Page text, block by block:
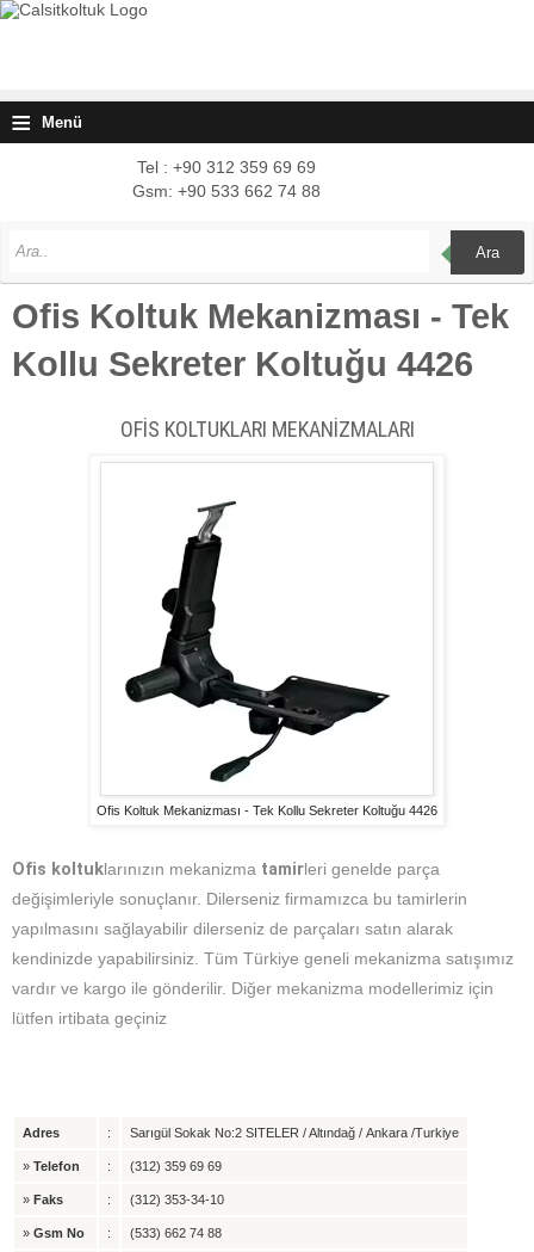
≡ Menü
Tel : +90 312 359 69 69
Gsm: +90 533 662 74 88
Ara
Ofis Koltuk Mekanizması - Tek
Kollu Sekreter Koltuğu 4426
OFİS KOLTUKLARI MEKANİZMALARI
Ofis Koltuk Mekanizması - Tek Kollu Sekreter Koltuğu 4426
Ofis koltuklarınızın mekanizma tamirleri genelde parça
değişimleriyle sonuçlanır. Dilerseniz firmamızca bu tamirlerin
yapılmasını sağlayabilir dilerseniz de parçaları satın alarak
kendinizde yapabilirsiniz. Tüm Türkiye geneli mekanizma satışımız
vardır ve kargo ile gönderilir. Diğer mekanizma modellerimiz için
lütfen irtibata geçiniz
Adres : Sarıgül Sokak No:2 SITELER / Altındağ / Ankara /Turkiye
» Telefon : (312) 359 69 69
» Faks : (312) 353-34-10
» Gsm No : (533) 662 74 88